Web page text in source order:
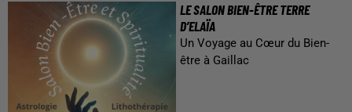
LE SALON BIEN-ÊTRE TERRE
D’ELAÏA
Un Voyage au Cœur du Bien-
être à Gaillac